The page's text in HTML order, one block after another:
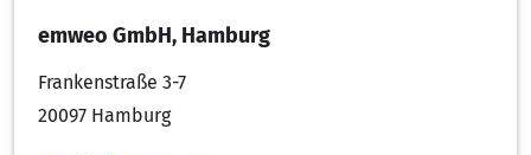
emweo GmbH, Hamburg
Frankenstraße 3-7
20097 Hamburg